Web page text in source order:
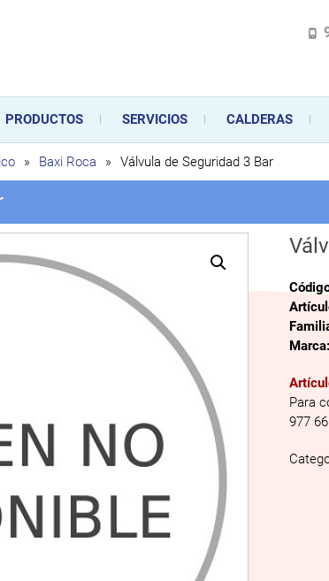
empresa especializada en la instalación, comercialización
vida útil de sus aparatos de gas, climatización o
PRODUCTOS SERVICIOS CALDERAS
» Baxi Roca » Válvula de Seguridad 3 Bar
Marca:
Para
977